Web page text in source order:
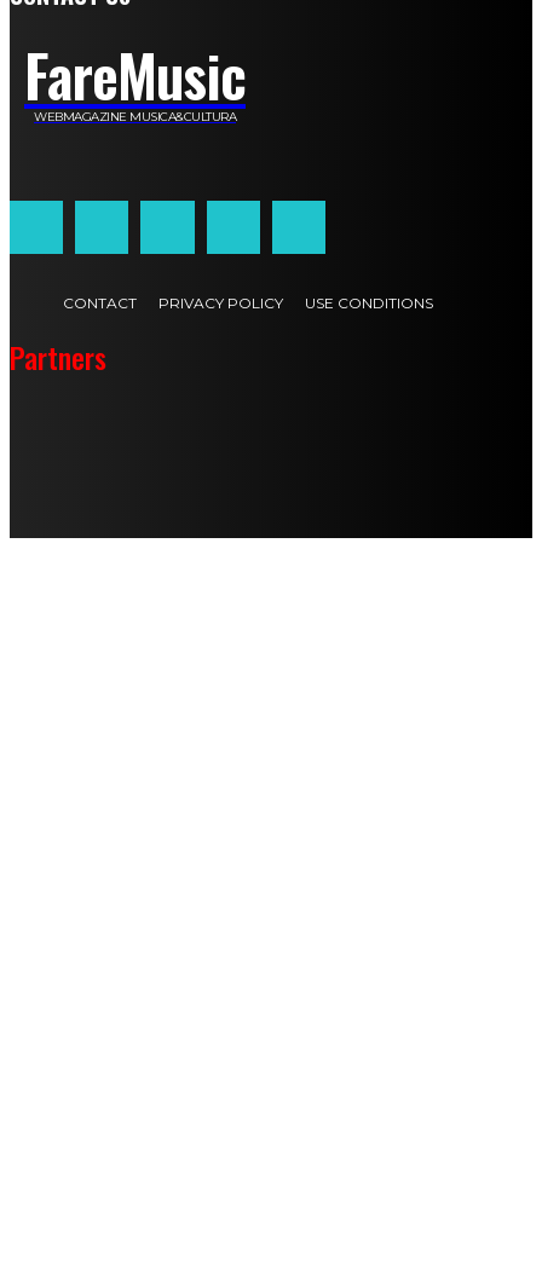
FareMusic
WEBMAGAZINE MUSICA&CULTURA
CONTACT PRIVACY POLICY USE CONDITIONS
Partners